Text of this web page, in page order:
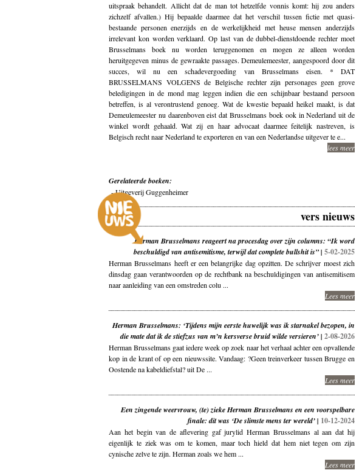
uitspraak behandelt. Allicht dat de man tot hetzelfde vonnis komt: hij zou anders
zichzelf afvallen.) Hij bepaalde daarmee dat het verschil tussen fictie met quasi-
bestaande personen enerzijds en de werkelijkheid met heuse mensen anderzijds
irrelevant kon worden verklaard. Op last van de dubbel-dienstdoende rechter moet
Brusselmans boek nu worden teruggenomen en mogen ze alleen worden
heruitgegeven minus de gewraakte passages. Demeulemeester, aangespoord door dit
succes, wil nu een schadevergoeding van Brusselmans eisen. * DAT
BRUSSELMANS VOLGENS de Belgische rechter zijn personages geen grove
beledigingen in de mond mag leggen indien die een schijnbaar bestaand persoon
betreffen, is al verontrustend genoeg. Wat de kwestie bepaald heikel maakt, is dat
Demeulemeester nu daarenboven eist dat Brusselmans boek ook in Nederland uit de
winkel wordt gehaald. Wat zij en haar advocaat daarmee feitelijk nastreven, is
Belgisch recht naar Nederland te exporteren en van een Nederlandse uitgever te e...
lees meer
Gerelateerde boeken:
-Uitgeverij Guggenheimer
vers nieuws
Herman Brusselmans reageert na procesdag over zijn columns: “Ik word
beschuldigd van antisemitisme, terwijl dat complete bullshit is” | 5-02-2025
Herman Brusselmans heeft er een belangrijke dag opzitten. De schrijver moest zich
dinsdag gaan verantwoorden op de rechtbank na beschuldigingen van antisemitisem
naar aanleiding van een omstreden colu ...
Lees meer
Herman Brusselmans: ‘Tijdens mijn eerste huwelijk was ik starnakel bezopen, in
die mate dat ik de stiefzus van m’n kersverse bruid wilde versieren’ | 2-08-2026
Herman Brusselmans gaat iedere week op zoek naar het verhaal achter een opvallende
kop in de krant of op een nieuwssite. Vandaag: ?Geen treinverkeer tussen Brugge en
Oostende na kabeldiefstal? uit De ...
Lees meer
Een zingende weervrouw, (te) zieke Herman Brusselmans en een voorspelbare
finale: dit was ‘De slimste mens ter wereld’ | 10-12-2024
Aan het begin van de aflevering gaf jurylid Herman Brusselmans al aan dat hij
eigenlijk te ziek was om te komen, maar toch hield dat hem niet tegen om zijn
cynische zelve te zijn. Herman zoals we hem ...
Lees meer